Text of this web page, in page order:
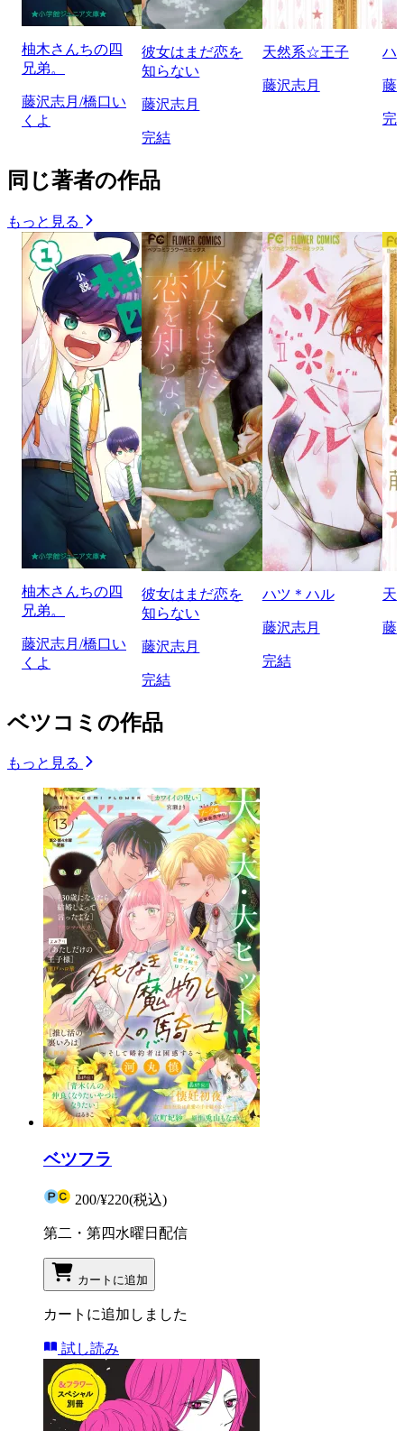
柚木さんちの四
兄弟。
藤沢志月/橋口い
くよ
彼女はまだ恋を
知らない
藤沢志月
完結
天然系☆王子
藤沢志月
ハ
藤
完
同じ著者の作品
もっと見る
柚木さんちの四
兄弟。
藤沢志月/橋口い
くよ
彼女はまだ恋を
知らない
藤沢志月
完結
ハツ＊ハル
藤沢志月
完結
天
藤
ベツコミの作品
もっと見る
ベツフラ
200/¥220(税込)
第二・第四水曜日配信
カートに追加
カートに追加しました
試し読み